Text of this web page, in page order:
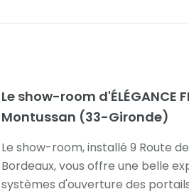
Le show-room d'ÉLÉGANCE
Montussan (33-Gironde)
Le show-room, installé 9 Route
Bordeaux, vous offre une belle
systèmes d'ouverture des